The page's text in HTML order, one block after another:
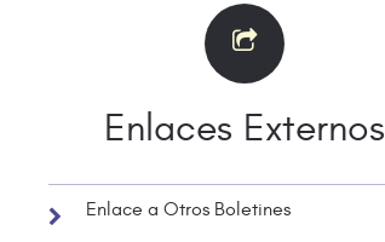
Enlaces Externos
Enlace a Otros Boletines